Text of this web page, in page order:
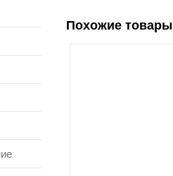
Похожие